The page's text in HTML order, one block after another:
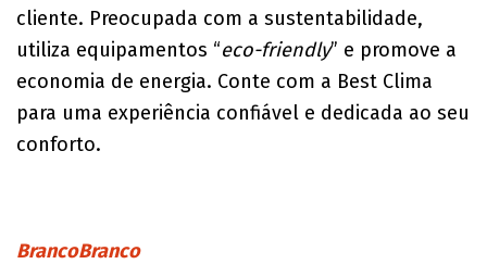
cliente. Preocupada com a sustentabilidade,
utiliza equipamentos “eco-friendly” e promove a
economia de energia. Conte com a Best Clima
para uma experiência confiável e dedicada ao seu
conforto.
BrancoBranco